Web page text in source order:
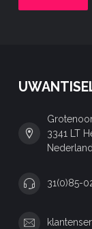
3341 LT
Nederland
31(0)85-